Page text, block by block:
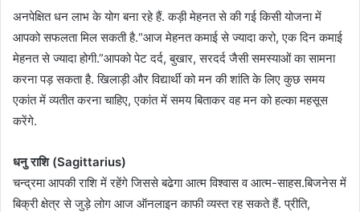
अनपेक्षित धन लाभ के योग बना रहे हैं. कड़ी मेहनत से की गई किसी योजना में
आपको सफलता मिल सकती है.“आज मेहनत कमाई से ज्यादा करो, एक दिन कमाई
मेहनत से ज्यादा होगी.”आपको पेट दर्द, बुखार, सरदर्द जैसी समस्याओं का सामना
करना पड़ सकता है. खिलाड़ी और विद्यार्थी को मन की शांति के लिए कुछ समय
एकांत में व्यतीत करना चाहिए, एकांत में समय बिताकर वह मन को हल्का महसूस
करेंगे.
धनु राशि (Sagittarius)
चन्द्रमा आपकी राशि में रहेंगे जिससे बढेगा आत्म विश्वास व आत्म-साहस.बिजनेस में
बिक्री क्षेत्र से जुड़े लोग आज ऑनलाइन काफी व्यस्त रह सकते हैं. प्रीति,